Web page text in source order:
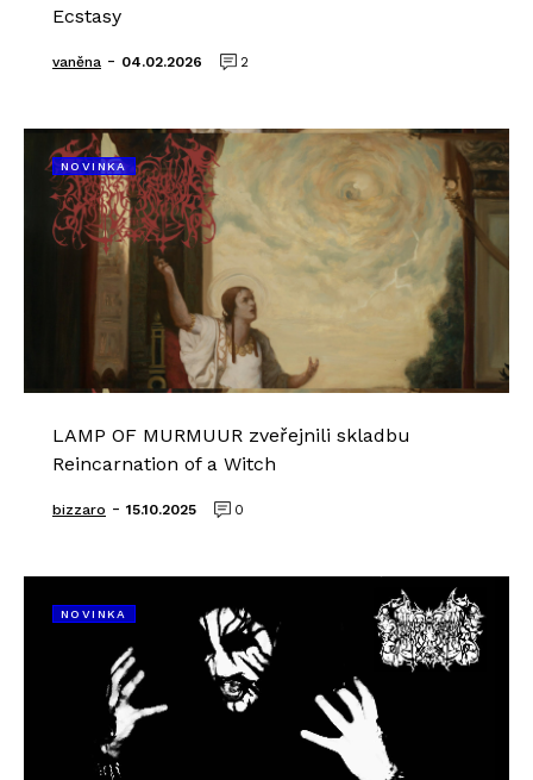
Ecstasy
vaněna - 04.02.2026 2
NOVINKA
LAMP OF MURMUUR zveřejnili skladbu
Reincarnation of a Witch
bizzaro - 15.10.2025 0
NOVINKA